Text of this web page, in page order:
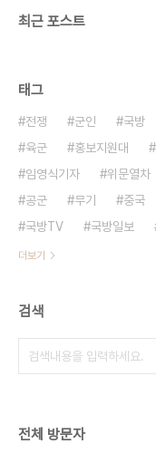
최근 포스트
태그
전쟁 군인 국방
육군
홍보지원대
임영식기자
위문열차
공군
무기 중국
국방TV
국방일보
더보기
검색
전체 방문자